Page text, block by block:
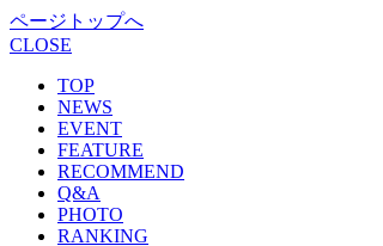
ページトップへ
CLOSE
TOP
NEWS
EVENT
FEATURE
RECOMMEND
Q&A
PHOTO
RANKING